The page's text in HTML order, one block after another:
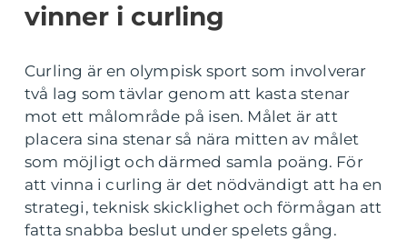
vinner i curling
Curling är en olympisk sport som involverar
två lag som tävlar genom att kasta stenar
mot ett målområde på isen. Målet är att
placera sina stenar så nära mitten av målet
som möjligt och därmed samla poäng. För
att vinna i curling är det nödvändigt att ha en
strategi, teknisk skicklighet och förmågan att
fatta snabba beslut under spelets gång.